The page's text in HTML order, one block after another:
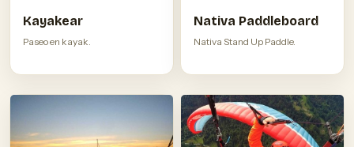
Kayakear
Paseo en kayak.
Nativa Paddleboard
Nativa Stand Up Paddle.